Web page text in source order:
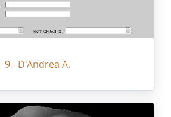
9 - D'Andrea A.